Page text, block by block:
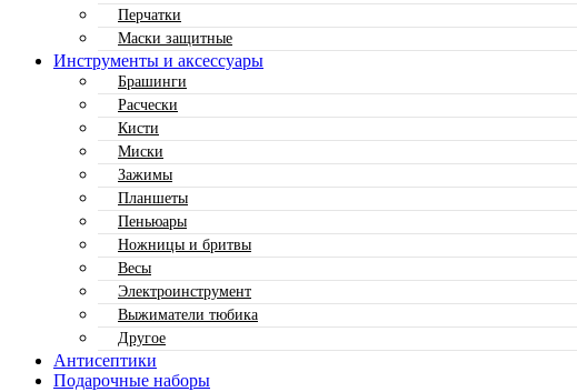
Перчатки
Маски защитные
Инструменты и аксессуары
Брашинги
Расчески
Кисти
Миски
Зажимы
Планшеты
Пеньюары
Ножницы и бритвы
Весы
Электроинструмент
Выжиматели тюбика
Другое
Антисептики
Подарочные наборы